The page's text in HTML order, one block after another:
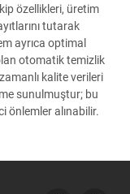
özellikleri, üretim
tutarak
ayrıca optimal
otomatik temizlik
kalite verileri
sunulmuştur; bu
önlemler alınabilir.